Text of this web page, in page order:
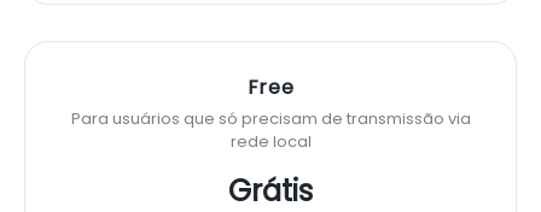
Free
Para usuários que só precisam de transmissão via
rede local
Grátis